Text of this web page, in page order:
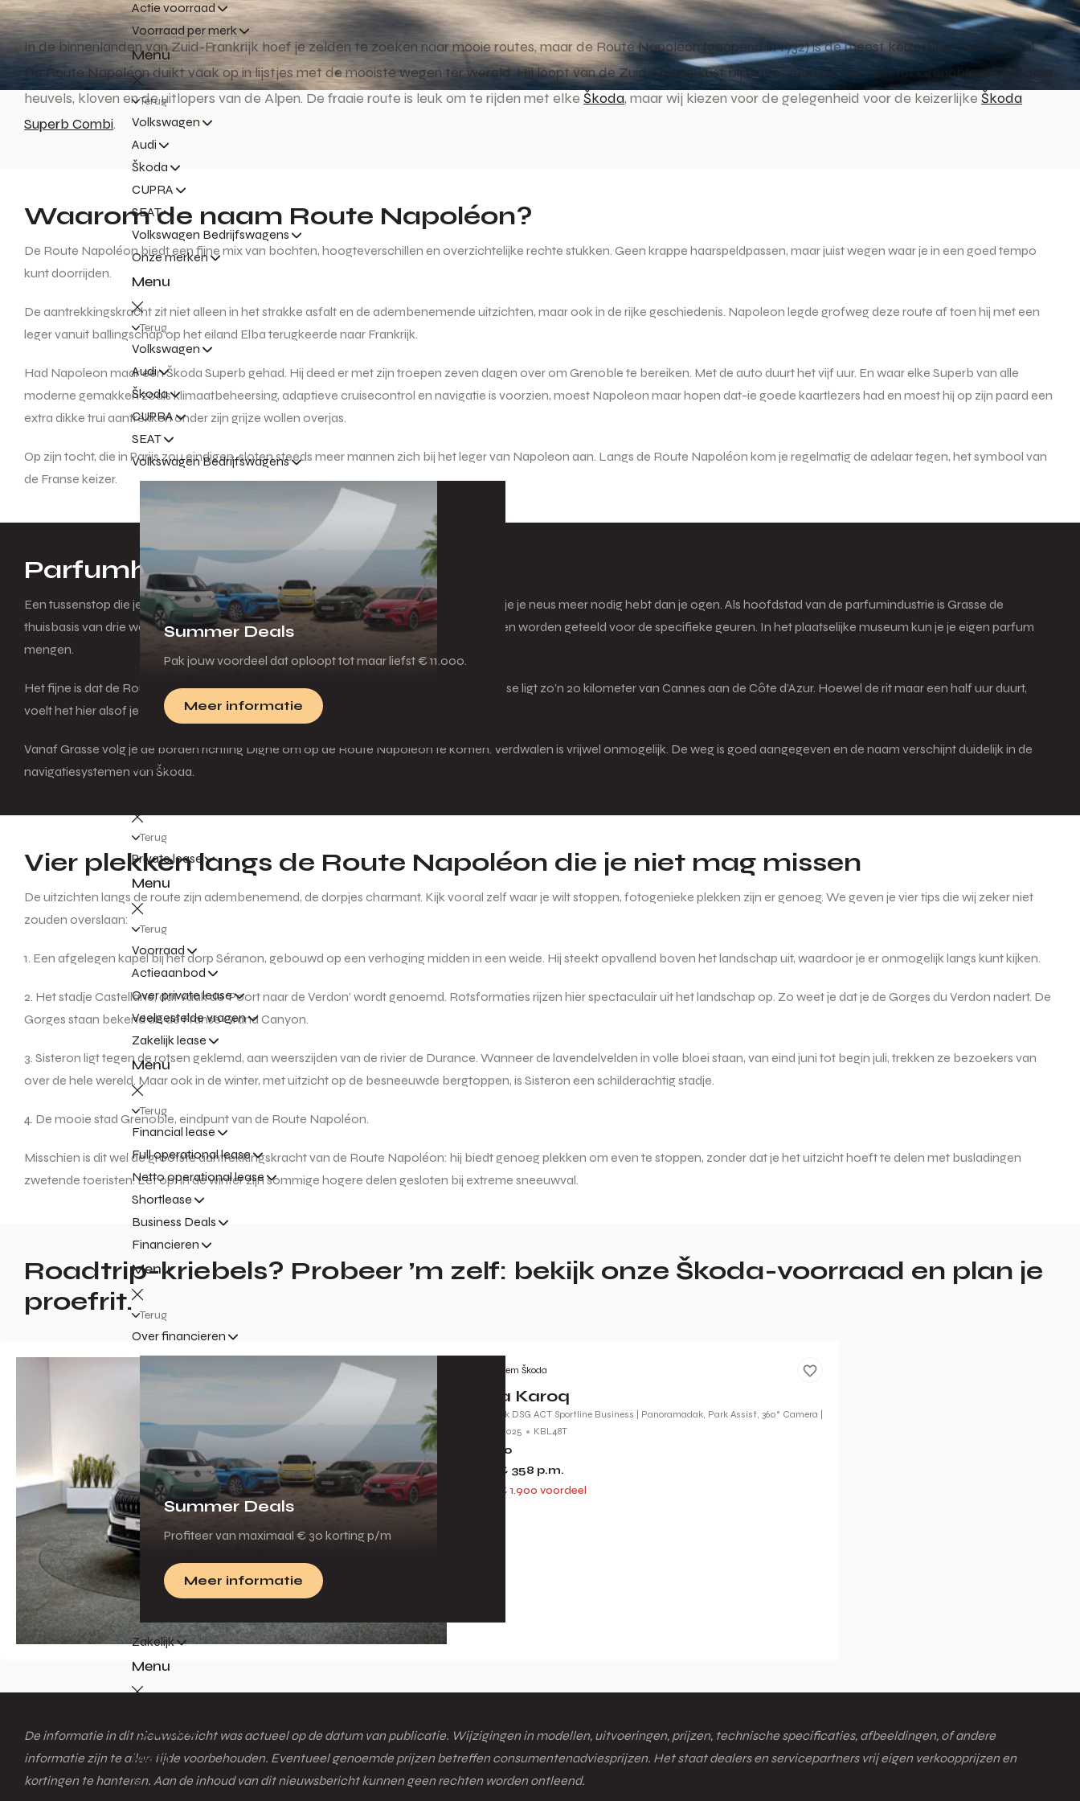
Actie voorraad
Voorraad per merk
Menu
Terug
Volkswagen
Audi
Škoda
CUPRA
SEAT
Volkswagen Bedrijfswagens
Onze merken
Menu
Terug
Volkswagen
Audi
Škoda
CUPRA
SEAT
Volkswagen Bedrijfswagens
Summer Deals
Pak jouw voordeel dat oploopt tot maar liefst € 11.000.
Meer informatie
Leasen
Terug
Private lease
Menu
Terug
Voorraad
Actieaanbod
Over private lease
Veelgestelde vragen
Zakelijk lease
Menu
Terug
Financial lease
Full operational lease
Netto operational lease
Shortlease
Business Deals
Financieren
Menu
Terug
Over financieren
Summer Deals
Profiteer van maximaal € 30 korting p/m
Meer informatie
Zakelijk
Menu
Voorraad
Menu
In de binnenlanden van Zuid-Frankrijk hoef je zelden te zoeken naar mooie routes, maar de Route Napoléon (geopend in 1932) is de meest keizerlijke van allemaal.
De Route Napoléon duikt vaak op in lijstjes met de mooiste wegen ter wereld. Hij loopt van de Zuid-Franse kust bij Golfe-Juan (bij Cannes) tot Grenoble, dwars door
heuvels, kloven en de uitlopers van de Alpen. De fraaie route is leuk om te rijden met elke Škoda, maar wij kiezen voor de gelegenheid voor de keizerlijke Škoda
Superb Combi.
Waarom de naam Route Napoléon?
De Route Napoléon biedt een fijne mix van bochten, hoogteverschillen en overzichtelijke rechte stukken. Geen krappe haarspeldpassen, maar juist wegen waar je in een goed tempo
kunt doorrijden.
De aantrekkingskracht zit niet alleen in het strakke asfalt en de adembenemende uitzichten, maar ook in de rijke geschiedenis. Napoleon legde grofweg deze route af toen hij met een
leger vanuit ballingschap op het eiland Elba terugkeerde naar Frankrijk.
Had Napoleon maar een Škoda Superb gehad. Hij deed er met zijn troepen zeven dagen over om Grenoble te bereiken. Met de auto duurt het vijf uur. En waar elke Superb van alle
moderne gemakken zoals klimaatbeheersing, adaptieve cruisecontrol en navigatie is voorzien, moest Napoleon maar hopen dat-ie goede kaartlezers had en moest hij op zijn paard een
extra dikke trui aantrekken onder zijn grijze wollen overjas.
Op zijn tocht, die in Parijs zou eindigen, sloten steeds meer mannen zich bij het leger van Napoleon aan. Langs de Route Napoléon kom je regelmatig de adelaar tegen, het symbool van
de Franse keizer.
Parfumhoofdstad van de wereld
Een tussenstop die je niet mag overslaan is Grasse. Er wordt over dit stadje gezegd dat je je neus meer nodig hebt dan je ogen. Als hoofdstad van de parfumindustrie is Grasse de
thuisbasis van drie wereldberoemde parfumhuizen, terwijl in de omgeving allerlei kruiden worden geteeld voor de specifieke geuren. In het plaatselijke museum kun je je eigen parfum
mengen.
Het fijne is dat de Route Napoléon niet zo druk is als de kustwegen van de Rivièra. Grasse ligt zo’n 20 kilometer van Cannes aan de Côte d’Azur. Hoewel de rit maar een half uur duurt,
voelt het hier alsof je mijlenver verwijderd bent van de drukte van de badplaatsen.
Vanaf Grasse volg je de borden richting Digne om op de Route Napoléon te komen. Verdwalen is vrijwel onmogelijk. De weg is goed aangegeven en de naam verschijnt duidelijk in de
navigatiesystemen van Škoda.
Vier plekken langs de Route Napoléon die je niet mag missen
De uitzichten langs de route zijn adembenemend, de dorpjes charmant. Kijk vooral zelf waar je wilt stoppen, fotogenieke plekken zijn er genoeg. We geven je vier tips die wij zeker niet
zouden overslaan:
1. Een afgelegen kapel bij het dorp Séranon, gebouwd op een verhoging midden in een weide. Hij steekt opvallend boven het landschap uit, waardoor je er onmogelijk langs kunt kijken.
2. Het stadje Castellane, dat vaak de ‘Poort naar de Verdon’ wordt genoemd. Rotsformaties rijzen hier spectaculair uit het landschap op. Zo weet je dat je de Gorges du Verdon nadert. De
Gorges staan bekend als de Franse Grand Canyon.
3. Sisteron ligt tegen de rotsen geklemd, aan weerszijden van de rivier de Durance. Wanneer de lavendelvelden in volle bloei staan, van eind juni tot begin juli, trekken ze bezoekers van
over de hele wereld. Maar ook in de winter, met uitzicht op de besneeuwde bergtoppen, is Sisteron een schilderachtig stadje.
4. De mooie stad Grenoble, eindpunt van de Route Napoléon.
Misschien is dit wel de grootste aantrekkingskracht van de Route Napoléon: hij biedt genoeg plekken om even te stoppen, zonder dat je het uitzicht hoeft te delen met busladingen
zwetende toeristen. Let op: in de winter zijn sommige hogere delen gesloten bij extreme sneeuwval.
Roadtrip-kriebels? Probeer ’m zelf: bekijk onze Škoda-voorraad en plan je
proefrit.
Gorinchem Škoda
Škoda Karoq
1.5 TSI 150pk DSG ACT Sportline Business | Panoramadak, Park Assist, 360° Camera |
2025 KBL48T
€ 39.900
€ 358 p.m.
€ 1.900 voordeel
De informatie in dit nieuwsbericht was actueel op de datum van publicatie. Wijzigingen in modellen, uitvoeringen, prijzen, technische specificaties, afbeeldingen, of andere
informatie zijn te allen tijde voorbehouden. Eventueel genoemde prijzen betreffen consumentenadviesprijzen. Het staat dealers en servicepartners vrij eigen verkoopprijzen en
kortingen te hanteren. Aan de inhoud van dit nieuwsbericht kunnen geen rechten worden ontleend.